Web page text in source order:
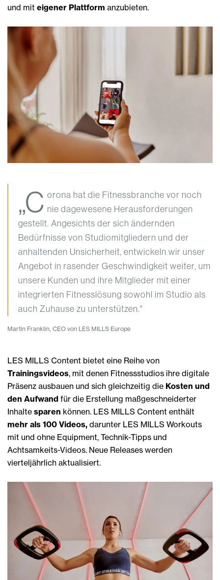
und mit eigener Plattform anzubieten.
„C orona hat die Fitnessbranche vor noch
nie dagewesene Herausforderungen
gestellt. Angesichts der sich ändernden
Bedürfnisse von Studiomitgliedern und der
anhaltenden Unsicherheit, entwickeln wir unser
Angebot in rasender Geschwindigkeit weiter, um
unsere Kunden und ihre Mitglieder mit einer
integrierten Fitnesslösung sowohl im Studio als
auch Zuhause zu unterstützen."
Martin Franklin, CEO von LES MILLS Europe
LES MILLS Content bietet eine Reihe von
Trainingsvideos, mit denen Fitnessstudios ihre digitale
Präsenz ausbauen und sich gleichzeitig die Kosten und
den Aufwand für die Erstellung maßgeschneiderter
Inhalte sparen können. LES MILLS Content enthält
mehr als 100 Videos, darunter LES MILLS Workouts
mit und ohne Equipment, Technik-Tipps und
Achtsamkeits-Videos. Neue Releases werden
vierteljährlich aktualisiert.